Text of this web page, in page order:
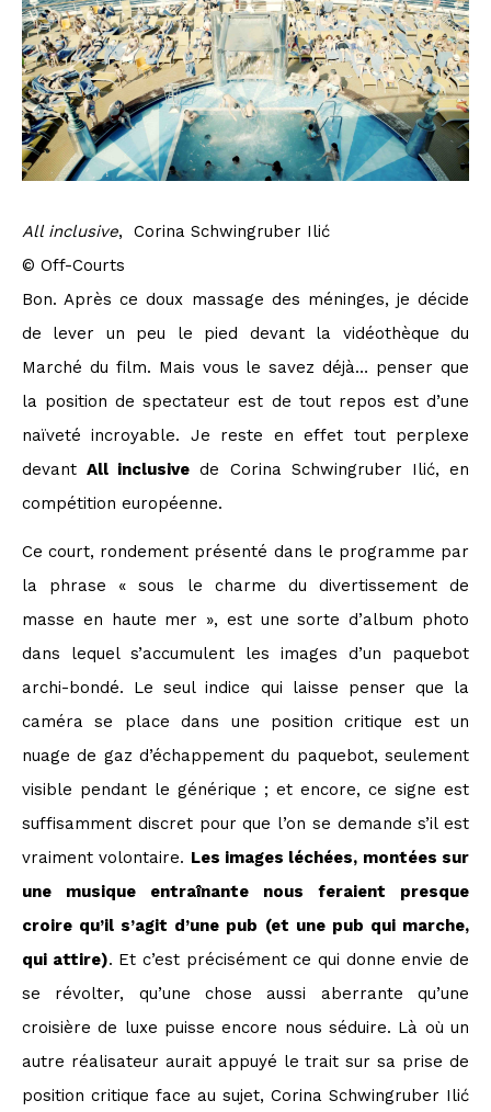
All inclusive, Corina Schwingruber Ilić
© Off-Courts
Bon. Après ce doux massage des méninges, je décide
de lever un peu le pied devant la vidéothèque du
Marché du film. Mais vous le savez déjà… penser que
la position de spectateur est de tout repos est d’une
naïveté incroyable. Je reste en effet tout perplexe
devantAll inclusive de Corina Schwingruber Ilić, en
compétition européenne.
Ce court, rondement présenté dans le programme par
la phrase « sous le charme du divertissement de
masse en haute mer », est une sorte d’album photo
dans lequel s’accumulent les images d’un paquebot
archi-bondé. Le seul indice qui laisse penser que la
caméra se place dans une position critique est un
nuage de gaz d’échappement du paquebot, seulement
visible pendant le générique ; et encore, ce signe est
suffisamment discret pour que l’on se demande s’il est
vraiment volontaire. Les images léchées, montées sur
une musique entraînante nous feraient presque
croire qu’il s’agit d’une pub (et une pub qui marche,
qui attire). Et c’est précisément ce qui donne envie de
se révolter, qu’une chose aussi aberrante qu’une
croisière de luxe puisse encore nous séduire. Là où un
autre réalisateur aurait appuyé le trait sur sa prise de
position critique face au sujet, Corina Schwingruber Ilić